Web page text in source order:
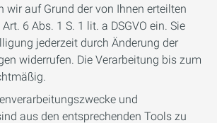
wir auf Grund der von Ihnen erteilten
6 Abs. 1 S. 1 lit. a DSGVO ein. Sie
jederzeit durch Änderung der
widerrufen. Die Verarbeitung bis zum
und
aus den entsprechenden Tools zu